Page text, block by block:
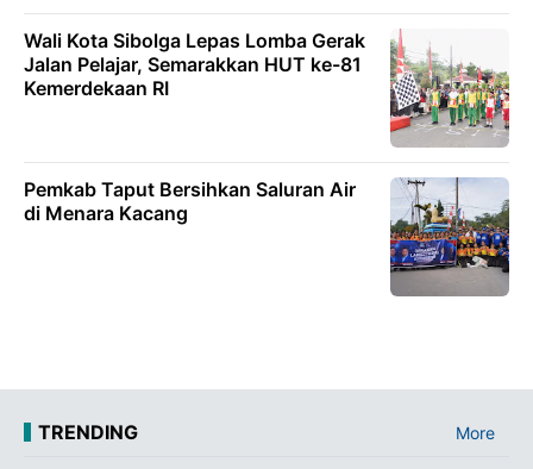
Wali Kota Sibolga Lepas Lomba Gerak
Jalan Pelajar, Semarakkan HUT ke-81
Kemerdekaan RI
Pemkab Taput Bersihkan Saluran Air
di Menara Kacang
TRENDING More